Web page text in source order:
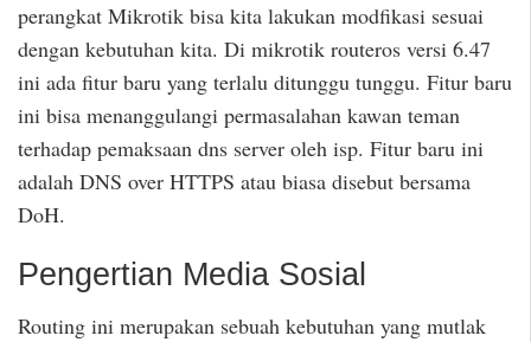
perangkat Mikrotik bisa kita lakukan modfikasi sesuai
dengan kebutuhan kita. Di mikrotik routeros versi 6.47
ini ada fitur baru yang terlalu ditunggu tunggu. Fitur baru
ini bisa menanggulangi permasalahan kawan teman
terhadap pemaksaan dns server oleh isp. Fitur baru ini
adalah DNS over HTTPS atau biasa disebut bersama
DoH.
Pengertian Media Sosial
Routing ini merupakan sebuah kebutuhan yang mutlak